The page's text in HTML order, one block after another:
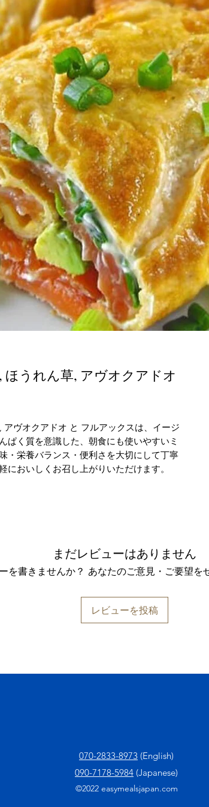
うれん草, アヴオクアドオ
ヴオクアドオ と フルアックスは、イージ
ぱく質を意識した、朝食にも使いやすいミ
・栄養バランス・便利さを大切にして丁寧
おいしくお召し上がりいただけます。
まだレビューはありません
を書きませんか？ あなたのご意見・ご要望を
レビューを投稿
070-2833-8973 (English)
090-7178-5984 (Japanese)
©2022 easymealsjapan.com